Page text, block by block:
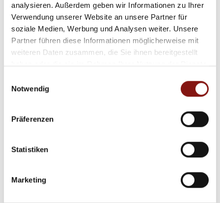
analysieren. Außerdem geben wir Informationen zu Ihrer
Verwendung unserer Website an unsere Partner für
soziale Medien, Werbung und Analysen weiter. Unsere
Partner führen diese Informationen möglicherweise mit
weiteren Daten zusammen, die Sie ihnen bereitgestellt
haben oder die sie im Rahmen Ihrer Nutzung der Dienste
Notwendig
Präferenzen
Statistiken
Marketing
Moderne 2-Zimmer-Wohnung mit Balkon und
unmittelbarer Anbindung ins Stadtzentrum!
Erdgeschosswohnung
53,48 m²
2
760,- €
Passau